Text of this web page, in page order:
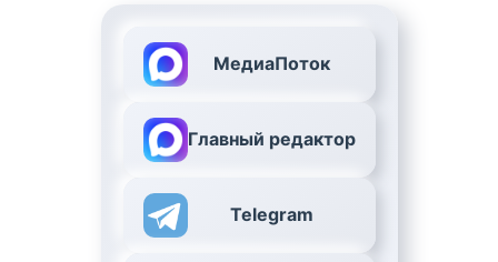
МедиаПоток
Главный редактор
Telegram